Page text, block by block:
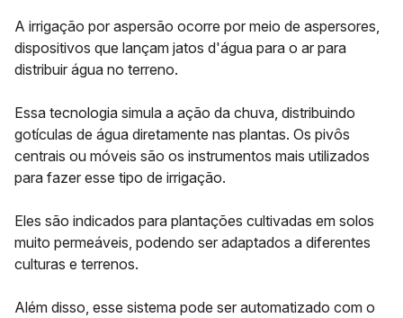
A irrigação por aspersão ocorre por meio de aspersores
dispositivos que lançam jatos d'água para o ar para
distribuir água no terreno.
Essa tecnologia simula a ação da chuva , distribuindo
gotículas de água diretamente nas plantas. Os pivôs
centrais ou móveis são os instrumentos mais utilizados
para fazer esse tipo de irrigação.
Eles são indicados para plantações cultivadas em solos
muito permeáveis, podendo ser adaptados a diferentes
culturas e terrenos.
Além disso, esse sistema pode ser automatizado com o